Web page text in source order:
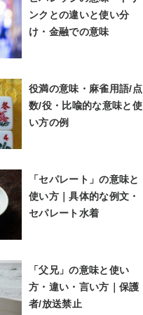
ンクとの違いと使い分
け・金融での意味
役満の意味・麻雀用語/点
数/役・比喩的な意味と使
い方の例
「セパレート」の意味と
使い方｜具体的な例文・
セパレート水着
「父兄」の意味と使い
方・違い・言い方｜保護
者/放送禁止